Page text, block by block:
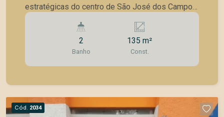
estratégicas do centro de São José dos Campos.
Com 135m² de área, esta loja comercial está
localizada de frente para a Praça Kennedy,
oferecendo forte visibilidade e grande fluxo
diário de pessoas e veículos. A localização é um
dos grandes diferenciais, no coração da cidade,
o potencial comercial do imóvel. O espaço amplo
e versátil atende diversos segmentos
2
Banho
135 m²
Const.
Cód. 2034